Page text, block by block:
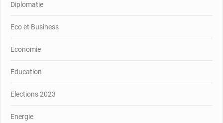
Diplomatie
Eco et Business
Economie
Education
Elections 2023
Energie